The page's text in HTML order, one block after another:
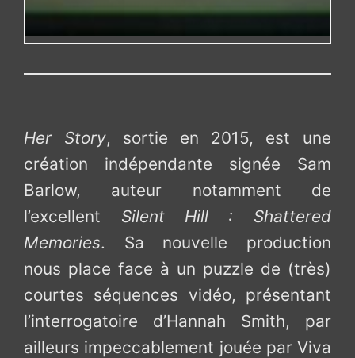
Her Story, sortie en 2015, est une
création indépendante signée Sam
Barlow, auteur notamment de
l’excellent Silent Hill : Shattered
Memories. Sa nouvelle production
nous place face à un puzzle de (très)
courtes séquences vidéo, présentant
l’interrogatoire d’Hannah Smith, par
ailleurs impeccablement jouée par Viva